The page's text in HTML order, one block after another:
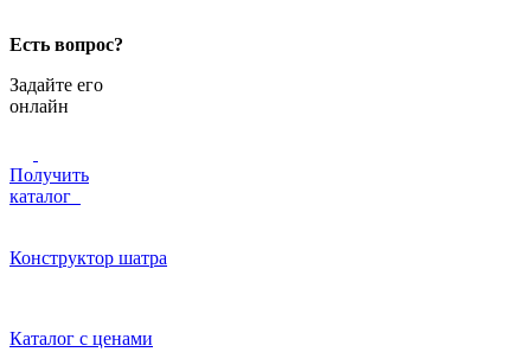
Есть вопрос?
Задайте его
онлайн
Получить
каталог
Конструктор шатра
Каталог с ценами